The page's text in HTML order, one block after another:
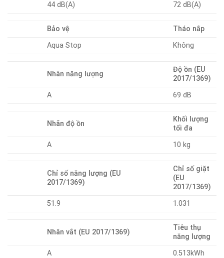
44 dB(A) 72 dB(A)
Bảo vệ
Tháo nắp
Aqua Stop
Không
Nhãn năng lượng
Độ ồn (EU
2017/1369)
A
69 dB
Nhãn độ ồn
Khối lượng
tối đa
A
10 kg
Chỉ số năng lượng (EU
2017/1369)
Chỉ số giặt
(EU
2017/1369)
51.9
1.031
Nhãn vắt (EU 2017/1369)
Tiêu thụ
năng lượng
A
0.513kWh